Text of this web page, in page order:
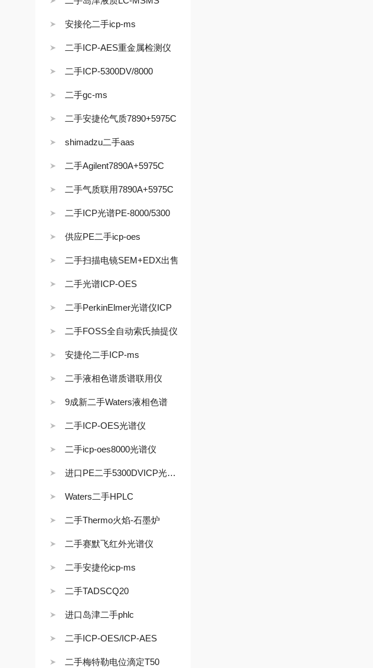
安接伦二手icp-ms
二手ICP-AES重金属检测仪
二手ICP-5300DV/8000
二手gc-ms
二手安捷伦气质7890+5975C
shimadzu二手aas
二手Agilent7890A+5975C
二手气质联用7890A+5975C
二手ICP光谱PE-8000/5300
供应PE二手icp-oes
二手扫描电镜SEM+EDX出售
二手光谱ICP-OES
二手PerkinElmer光谱仪ICP
二手FOSS全自动索氏抽提仪
安捷伦二手ICP-ms
二手液相色谱质谱联用仪
9成新二手Waters液相色谱
二手ICP-OES光谱仪
二手icp-oes8000光谱仪
进口PE二手5300DVICP光谱仪
Waters二手HPLC
二手Thermo火焰-石墨炉
二手赛默飞红外光谱仪
二手安捷伦icp-ms
二手TADSCQ20
进口岛津二手phlc
二手ICP-OES/ICP-AES
二手梅特勒电位滴定T50